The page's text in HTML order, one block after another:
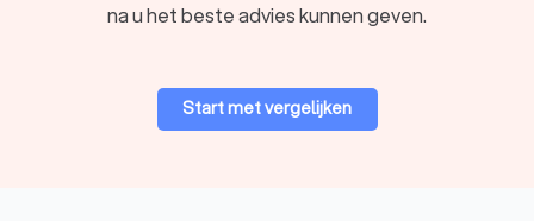
na u het beste advies kunnen geven.
Start met vergelijken